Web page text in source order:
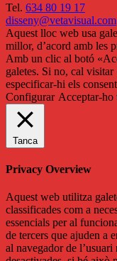
Tel. 634 80 19 17
disseny@vetavisual.com
Aquest lloc web usa
millor, d’acord amb les
Amb un clic al botó
galetes. Si no, cal
especificar-hi els
Configurar Acceptar-ho
Tanca
Privacy Overview
Aquest web utilitza
classificades com a
essencials per al
de tercers que ajuden a
al navegador de